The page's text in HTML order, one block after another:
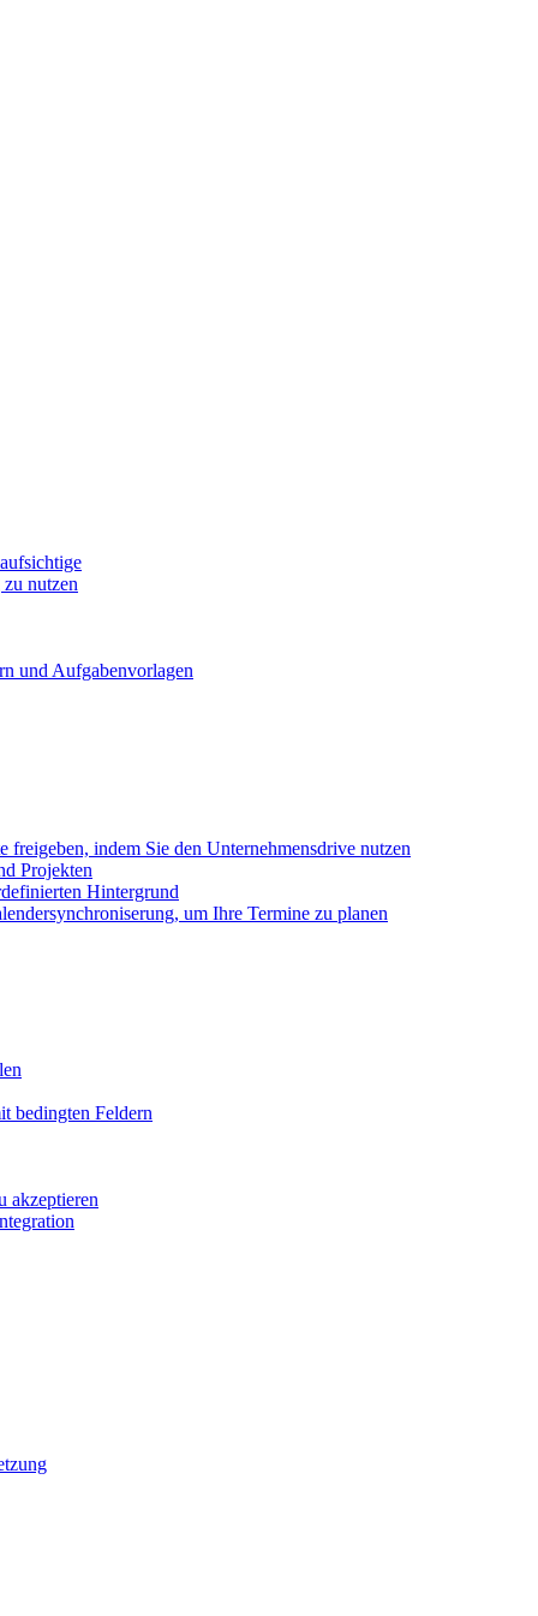
nutzen
und Aufgabenvorlagen
indem Sie den Unternehmensdrive nutzen
Projekten
Hintergrund
um Ihre Termine zu planen
bedingten Feldern
akzeptieren